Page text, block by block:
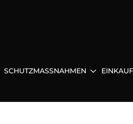
SCHUTZMASSNAHMEN